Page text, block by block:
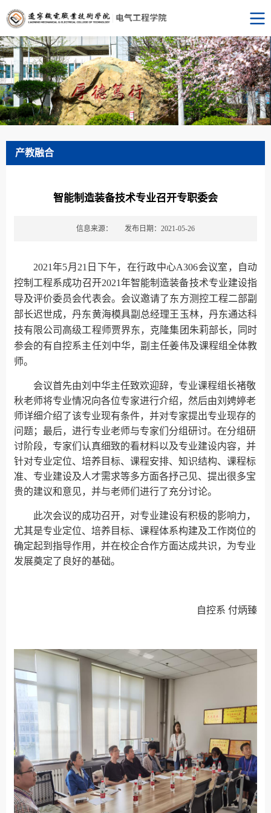
产教融合
智能制造装备技术专业召开专职委会
信息来源： 发布日期：2021-05-26
2021年5月21日下午，在行政中心A306会议室，自动
控制工程系成功召开2021年智能制造装备技术专业建设指
导及评价委员会代表会。会议邀请了东方测控工程二部副
部长迟世成，丹东黄海模具副总经理王玉林，丹东通达科
技有限公司高级工程师贾界东，克隆集团朱莉部长，同时
参会的有自控系主任刘中华，副主任姜伟及课程组全体教
师。
会议首先由刘中华主任致欢迎辞，专业课程组长褚敬
秋老师将专业情况向各位专家进行介绍，然后由刘娉婷老
师详细介绍了该专业现有条件，并对专家提出专业现存的
问题；最后，进行专业老师与专家们分组研讨。在分组研
讨阶段， 专家们认真细致的看材料以及专业建设内容，并
针对专业定位、培养目标、课程安排、知识结构、课程标
准、专业建设及人才需求等多方面各抒己见、提出很多宝
贵的建议和意见，并与老师们进行了充分讨论。
此次会议的成功召开，对专业建设有积极的影响力，
尤其是专业定位、培养目标、课程体系构建及工作岗位的
确定起到指导作用，并在校企合作方面达成共识，为专业
发展奠定了良好的基础。
自控系 付炳臻